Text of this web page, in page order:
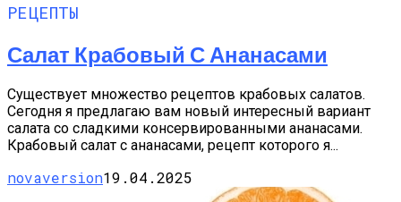
РЕЦЕПТЫ
Салат Крабовый С Ананасами
Существует множество рецептов крабовых салатов.
Сегодня я предлагаю вам новый интересный вариант
салата со сладкими консервированными ананасами.
Крабовый салат с ананасами, рецепт которого я...
novaversion19.04.2025